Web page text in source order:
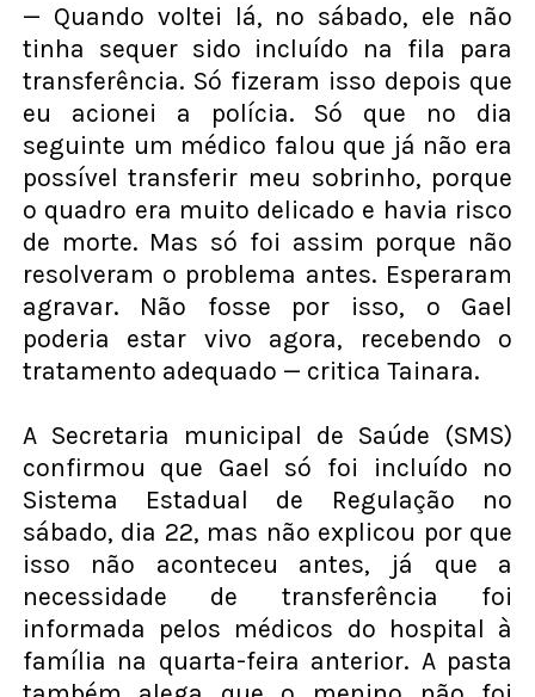
— Quando voltei lá, no sábado, ele não
tinha sequer sido incluído na fila para
transferência. Só fizeram isso depois que
eu acionei a polícia. Só que no dia
seguinte um médico falou que já não era
possível transferir meu sobrinho, porque
o quadro era muito delicado e havia risco
de morte. Mas só foi assim porque não
resolveram o problema antes. Esperaram
agravar. Não fosse por isso, o Gael
poderia estar vivo agora, recebendo o
tratamento adequado — critica Tainara.
A Secretaria municipal de Saúde (SMS)
confirmou que Gael só foi incluído no
Sistema Estadual de Regulação no
sábado, dia 22, mas não explicou por que
isso não aconteceu antes, já que a
necessidade de transferência foi
informada pelos médicos do hospital à
família na quarta-feira anterior. A pasta